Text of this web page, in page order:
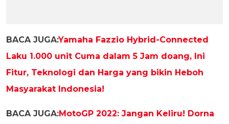
BACA JUGA:Yamaha Fazzio Hybrid-Connected
Laku 1.000 unit Cuma dalam 5 Jam doang, Ini
Fitur, Teknologi dan Harga yang bikin Heboh
Masyarakat Indonesia!
BACA JUGA:MotoGP 2022: Jangan Keliru! Dorna